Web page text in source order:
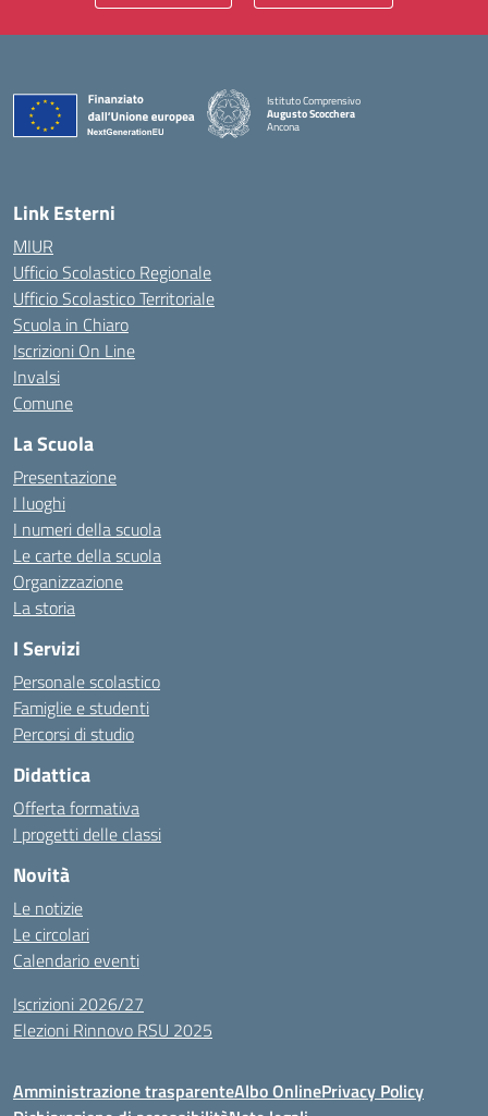
Istituto Comprensivo
Augusto Scocchera
Ancona
Link Esterni
MIUR
Ufficio Scolastico Regionale
Ufficio Scolastico Territoriale
Scuola in Chiaro
Iscrizioni On Line
Invalsi
Comune
La Scuola
Presentazione
I luoghi
I numeri della scuola
Le carte della scuola
Organizzazione
La storia
I Servizi
Personale scolastico
Famiglie e studenti
Percorsi di studio
Didattica
Offerta formativa
I progetti delle classi
Novità
Le notizie
Le circolari
Calendario eventi
Iscrizioni 2026/27
Elezioni Rinnovo RSU 2025
Amministrazione trasparenteAlbo OnlinePrivacy Policy